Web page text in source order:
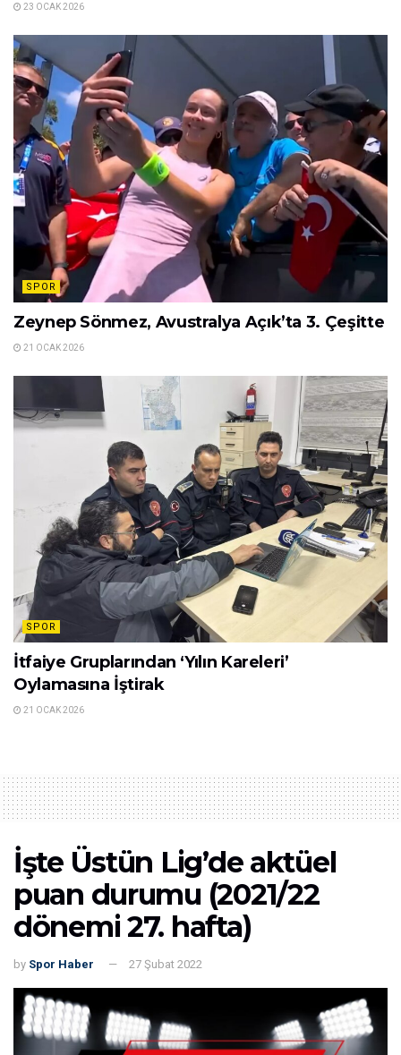
23 OCAK 2026
SPOR
Zeynep Sönmez, Avustralya Açık’ta 3. Çeşitte
21 OCAK 2026
SPOR
İtfaiye Gruplarından ‘Yılın Kareleri’
Oylamasına İştirak
21 OCAK 2026
İşte Üstün Lig’de aktüel
puan durumu (2021/22
dönemi 27. hafta)
by Spor Haber 27 Şubat 2022